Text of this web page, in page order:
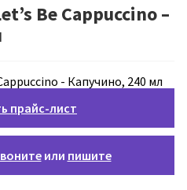
Be Cappuccino –
прайс-лист
или пишите